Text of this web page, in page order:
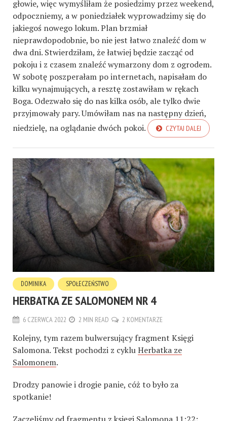
głowie, więc wymyśliłam że posiedzimy przez weekend,
odpoczniemy, a w poniedziałek wyprowadzimy się do
jakiegoś nowego lokum. Plan brzmiał
nieprawdopodobnie, bo nie jest łatwo znaleźć dom w
dwa dni. Stwierdziłam, że łatwiej będzie zacząć od
pokoju i z czasem znaleźć wymarzony dom z ogrodem.
W sobotę poszperałam po internetach, napisałam do
kilku wynajmujących, a resztę zostawiłam w rękach
Boga. Odezwało się do nas kilka osób, ale tylko dwie
przyjmowały pary. Umówiłam nas na następny dzień,
niedzielę, na oglądanie dwóch pokoi.
CZYTAJ DALEJ
DOMINIKA SPOŁECZEŃSTWO
HERBATKA ZE SALOMONEM NR 4
6 CZERWCA 2022 2 MIN READ 2 KOMENTARZE
Kolejny, tym razem bulwersujący fragment Księgi
Salomona. Tekst pochodzi z cykluHerbatka ze
Salomonem.
Drodzy panowie i drogie panie, cóż to było za
spotkanie!